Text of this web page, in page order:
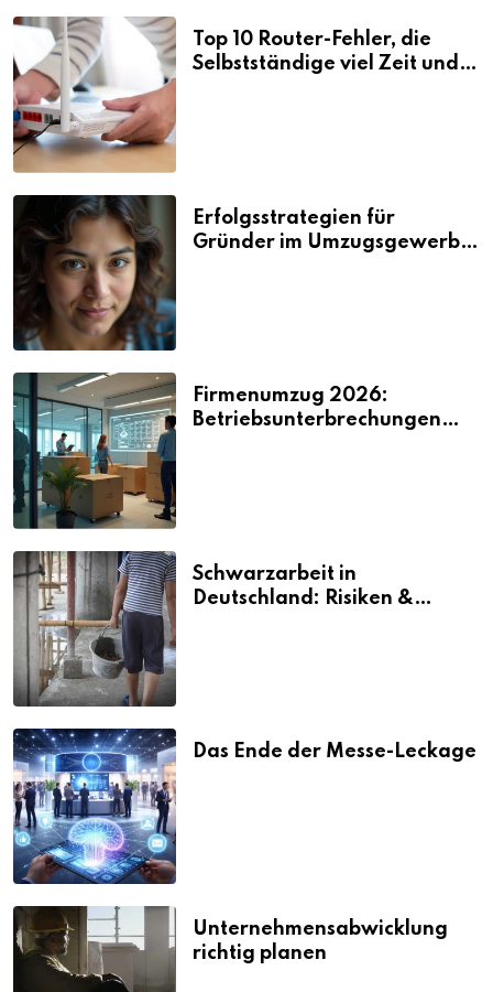
Top 10 Router-Fehler, die
Selbstständige viel Zeit und
Erfolgsstrategien für
Gründer im Umzugsgewerbe
Firmenumzug 2026:
Betriebsunterbrechungen
Schwarzarbeit in
Deutschland: Risiken &
Das Ende der Messe-Leckage
Unternehmensabwicklung
richtig planen